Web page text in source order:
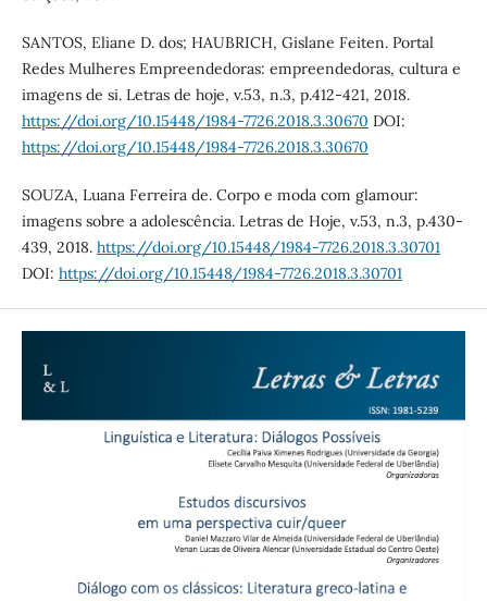
SANTOS, Eliane D. dos; HAUBRICH, Gislane Feiten. Portal
Redes Mulheres Empreendedoras: empreendedoras, cultura e
imagens de si. Letras de hoje, v.53, n.3, p.412-421, 2018.
https://doi.org/10.15448/1984-7726.2018.3.30670 DOI:
https://doi.org/10.15448/1984-7726.2018.3.30670
SOUZA, Luana Ferreira de. Corpo e moda com glamour:
imagens sobre a adolescência. Letras de Hoje, v.53, n.3, p.430-
439, 2018. https://doi.org/10.15448/1984-7726.2018.3.30701
DOI: https://doi.org/10.15448/1984-7726.2018.3.30701